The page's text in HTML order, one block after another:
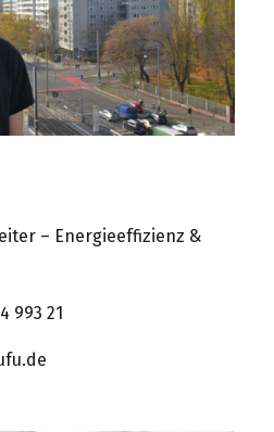
– Energieeffizienz &
993 21